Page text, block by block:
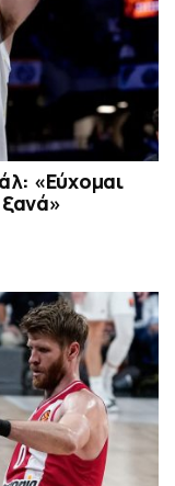
«Εύχομαι